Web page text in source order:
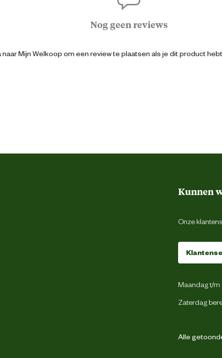
zonnebloemolie, lijnolie
Nog geen reviews
naar Mijn Welkoop om een review te plaatsen als je dit product
Kunnen
Onze
Maandag t/m
Zaterdag
Alle